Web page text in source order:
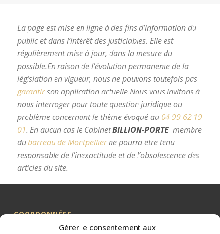
Gérer le consentement aux
La page est mise en ligne à des fins d’information du
public et dans l’intérêt des justiciables. Elle est
régulièrement mise à jour, dans la mesure du
possible.En raison de l’évolution permanente de la
législation en vigueur, nous ne pouvons toutefois pas
garantirson application actuelle.Nous vous invitons à
nous interroger pour toute question juridique ou
problème concernant le thème évoqué au 04 99 62 19
01. En aucun cas le CabinetBILLION-PORTE membre
dubarreau de Montpellierne pourra être tenu
responsable de l’inexactitude et de l’obsolescence des
articles du site.
COORDONNÉES
Me BILLION-PORTE